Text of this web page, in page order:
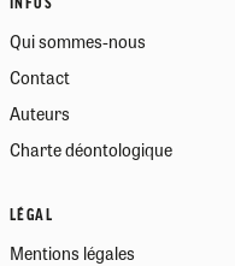
INFOS
Qui sommes-nous
Contact
Auteurs
Charte déontologique
LÉGAL
Mentions légales